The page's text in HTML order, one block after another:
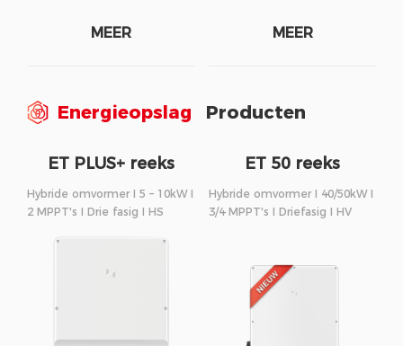
MEER MEER
Energieopslag Producten
ET PLUS+ reeks
Hybride omvormer I 5 – 10kW I
2 MPPT's I Drie fasig I HS
ET 50 reeks
Hybride omvormer I 40/50kW I
3/4 MPPT's I Driefasig I HV